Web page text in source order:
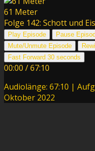
61 Meter
Folge 142: Schott und
Play Episode
Pause
Mute/Unmute Episode
Fast Forward 30 seconds
00:00 /67:10
Audiolänge: 67:10 |
Oktober 2022